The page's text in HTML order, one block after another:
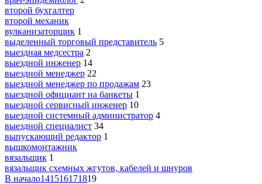
второй бухгалтер
второй механик
вулканизаторщик 1
выделенный торговый представитель 5
выездная медсестра 2
выездной инженер 14
выездной менеджер 22
выездной менеджер по продажам 23
выездной официант на банкеты 1
выездной сервисный инженер 10
выездной системный администратор 4
выездной специалист 34
выпускающий редактор 1
вышкомонтажник
вязальщик 1
вязальщик схемных жгутов, кабелей и шнуров
В начало141516171819